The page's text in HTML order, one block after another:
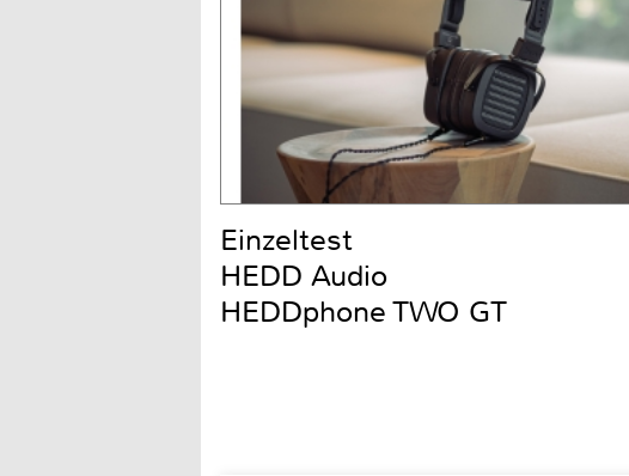
Einzeltest
HEDD Audio
HEDDphone TWO GT